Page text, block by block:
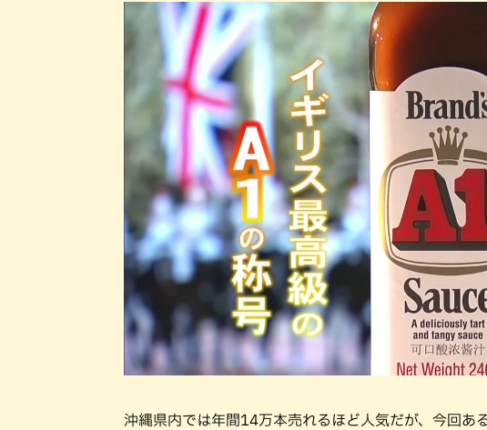
沖縄県内では年間14万本売れるほど人気だが、今回あ